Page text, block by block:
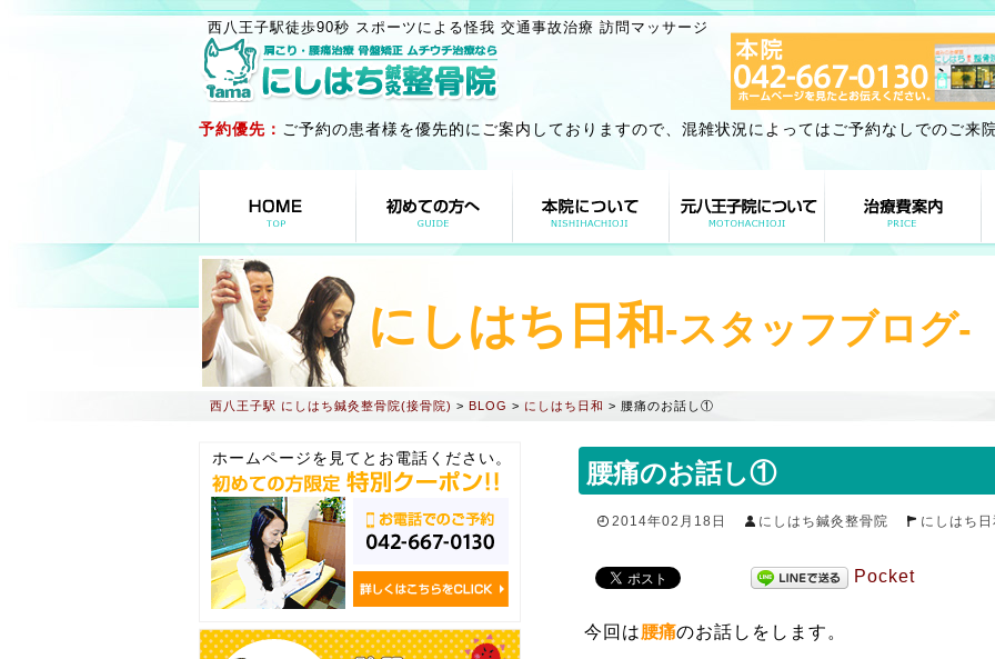
西八王子駅徒歩90秒 スポーツによる怪我 交通事故治療 訪問マッサージ
予約優先： ご予約の患者様を優先的にご案内しておりますので、混雑状況によってはご予約なしでのご来
にしはち日和 -スタッフブログ-
西八王子駅 にしはち鍼灸整骨院(接骨院) > BLOG > にしはち日和 > 腰痛のお話し①
腰痛のお話し①
2014年02月18日 にしはち鍼灸整骨院 にしはち日
Pocket
今回は腰痛のお話しをします。
ホームページを見てとお電話ください。